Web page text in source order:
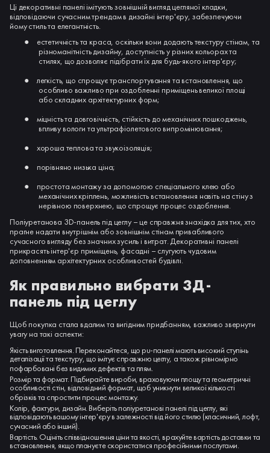
Ці декоративні панелі імітують зовнішній вигляд цегляної кладки,
відповідаючи сучасним трендам в дизайні інтер'єру, забезпечуючи
йому стиль та елегантність.
●
естетичність та краса, оскільки вони додають текстуру стінам, та
різноманітність дизайну, доступність у різних кольорах та
стилях, що дозволяє підібрати їх для будь-якого інтер'єру;
●
легкість, що спрощує транспортування та встановлення, що
особливо важливо при оздобленні приміщень великої площі
або складних архітектурних форм;
●
міцність та довговічність, стійкість до механічних пошкоджень,
впливу вологи та ультрафіолетового випромінювання;
●
хороша теплова та звукоізоляція;
●
порівняно низька ціна;
●
простота монтажу за допомогою спеціального клею або
механічних кріплень, можливість встановлення навіть на стіну з
нерівною поверхнею, що спрощує процес оздоблення.
Поліуретанова 3D-панель під цеглу – це справжня знахідка для тих, хто
прагне надати внутрішнім або зовнішнім стінам привабливого
сучасного вигляду без значних зусиль і витрат. Декоративні панелі
прикрасять інтер'єр приміщень, фасадні – слугують чудовим
доповненням архітектурних особливостей будівлі.
Як правильно вибрати 3Д-
панель під цеглу
Щоб покупка стала вдалим та вигідним придбанням, важливо звернути
увагу на такі аспекти:
Якість виготовлення. Переконайтеся, що pu-панелі мають високий ступінь
деталізації та текстуру, що імітує справжню цеглу, а також рівномірно
пофарбовані без видимих дефектів та плям.
Розмір та формат. Підбирайте вироби, враховуючи площу та геометричні
особливості стін, відповідний формат, щоб уникнути великої кількості
обрізків та спростити процес монтажу.
Колір, фактури, дизайн. Виберіть поліуретанові панелі під цеглу, які
відповідають вашому інтер'єру в залежності від його стилю (класичний, лофт,
сучасний або інший).
Вартість. Оцініть співвідношення ціни та якості, врахуйте вартість доставки та
встановлення, якщо плануєте скористатися професійними послугами.